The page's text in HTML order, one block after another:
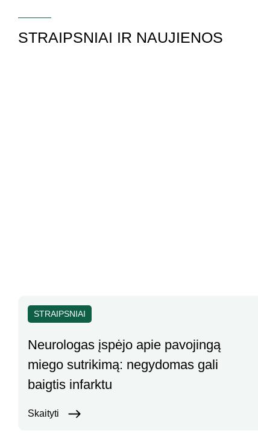
STRAIPSNIAI IR NAUJIENOS
STRAIPSNIAI
Neurologas įspėjo apie pavojingą
miego sutrikimą: negydomas gali
baigtis infarktu
Skaityti